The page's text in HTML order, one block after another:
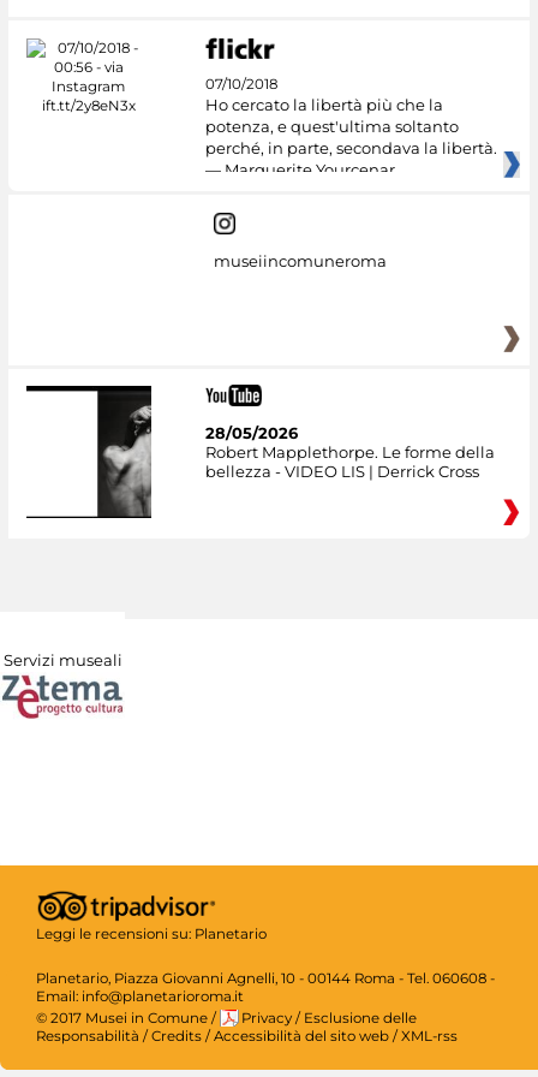
07/10/2018
Ho cercato la libertà più che la
potenza, e quest'ultima soltanto
perché, in parte, secondava la libertà.
— Marguerite Yourcenar
museiincomuneroma
28/05/2026
Robert Mapplethorpe. Le forme della
bellezza - VIDEO LIS | Derrick Cross
Servizi museali
Leggi le recensioni su: Planetario
Planetario, Piazza Giovanni Agnelli, 10 - 00144 Roma - Tel. 060608 -
Email: info@planetarioroma.it
© 2017 Musei in Comune / Privacy / Esclusione delle
Responsabilità / Credits / Accessibilità del sito web / XML-rss